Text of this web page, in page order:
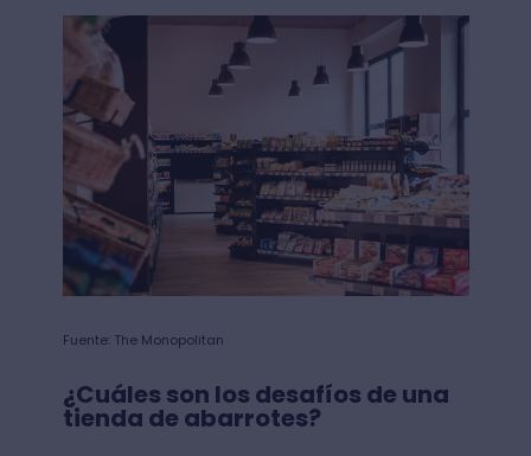
Fuente: The Monopolitan
¿Cuáles son los desafíos de una
tienda de abarrotes?